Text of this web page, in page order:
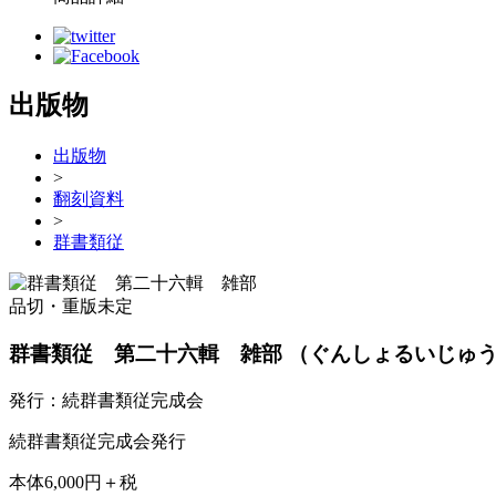
出版物
出版物
>
翻刻資料
>
群書類従
品切・重版未定
群書類従 第二十六輯 雑部 （ぐんしょるいじゅ
発行：続群書類従完成会
続群書類従完成会発行
本体6,000円＋税